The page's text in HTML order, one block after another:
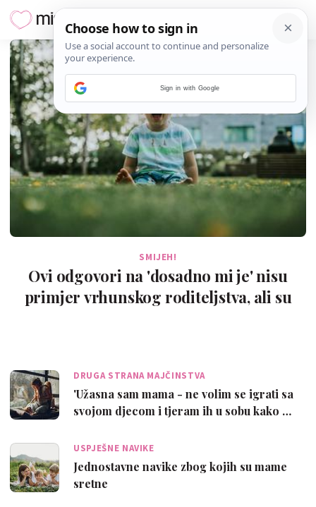
SMIJEH!
Ovi odgovori na 'dosadno mi je' nisu
primjer vrhunskog roditeljstva, ali su
DRUGA STRANA MAJČINSTVA
'Užasna sam mama - ne volim se igrati sa
svojom djecom i tjeram ih u sobu kako …
USPJEŠNE NAVIKE
Jednostavne navike zbog kojih su mame
sretne
Sign in with Google